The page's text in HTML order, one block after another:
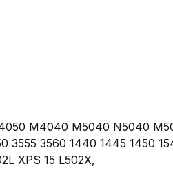
M4040 M5040 N5040
3560 1440 1445 1450
XPS 15 L502X,